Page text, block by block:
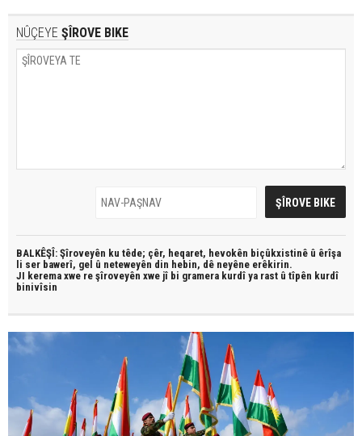
NÛÇEYE ŞÎROVE BIKE
BALKÊŞÎ: Şîroveyên ku têde; çêr, heqaret, hevokên biçûkxistinê û êrîşa
li ser bawerî, gel û neteweyên din hebin, dê neyêne erêkirin.
JI kerema xwe re şîroveyên xwe jî bi gramera kurdî ya rast û tîpên kurdî
binivîsin